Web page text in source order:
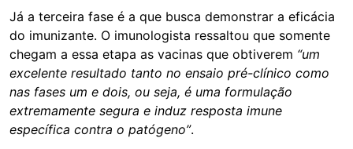
Já a terceira fase é a que busca demonstrar a eficácia
do imunizante. O imunologista ressaltou que somente
chegam a essa etapa as vacinas que obtiverem “um
excelente resultado tanto no ensaio pré-clínico como
nas fases um e dois, ou seja, é uma formulação
extremamente segura e induz resposta imune
específica contra o patógeno”.